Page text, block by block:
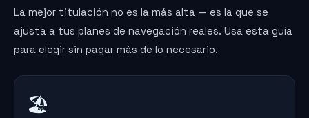
La mejor titulación no es la más alta — es la que se
ajusta a tus planes de navegación reales. Usa esta guía
para elegir sin pagar más de lo necesario.
🏖️